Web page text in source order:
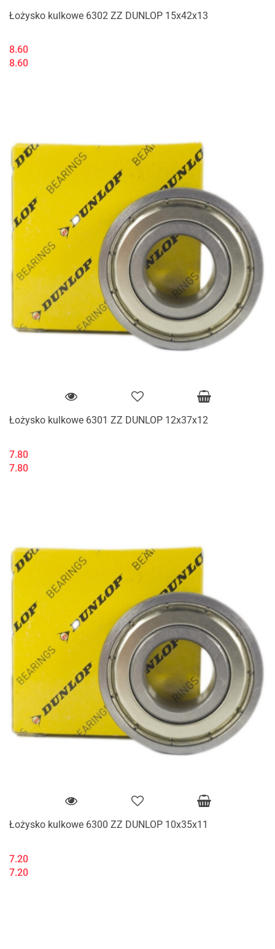
Łożysko kulkowe 6302 ZZ DUNLOP 15x42x13
8.60
8.60
Łożysko kulkowe 6301 ZZ DUNLOP 12x37x12
7.80
7.80
Łożysko kulkowe 6300 ZZ DUNLOP 10x35x11
7.20
7.20